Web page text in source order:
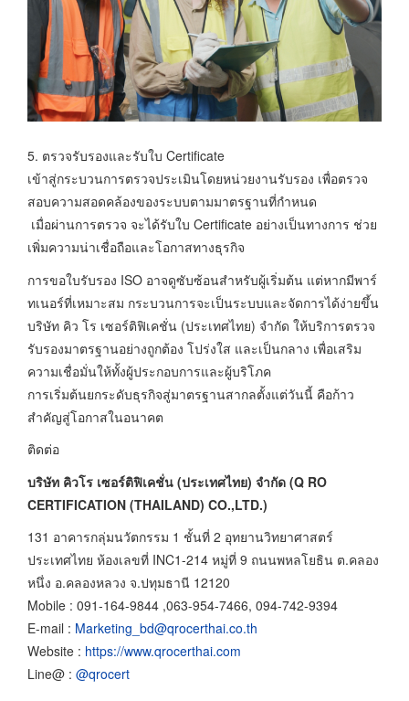
5. ตรวจรับรองและรับใบ Certificate
เข้าสู่กระบวนการตรวจประเมินโดยหน่วยงานรับรอง เพื่อตรวจ
สอบความสอดคล้องของระบบตามมาตรฐานที่กำหนด
เมื่อผ่านการตรวจ จะได้รับใบ Certificate อย่างเป็นทางการ ช่วย
เพิ่มความน่าเชื่อถือและโอกาสทางธุรกิจ
การขอใบรับรอง ISO อาจดูซับซ้อนสำหรับผู้เริ่มต้น แต่หากมีพาร์
ทเนอร์ที่เหมาะสม กระบวนการจะเป็นระบบและจัดการได้ง่ายขึ้น
บริษัท คิว โร เซอร์ติฟิเคชั่น (ประเทศไทย) จำกัด ให้บริการตรวจ
รับรองมาตรฐานอย่างถูกต้อง โปร่งใส และเป็นกลาง เพื่อเสริม
ความเชื่อมั่นให้ทั้งผู้ประกอบการและผู้บริโภค
การเริ่มต้นยกระดับธุรกิจสู่มาตรฐานสากลตั้งแต่วันนี้ คือก้าว
สำคัญสู่โอกาสในอนาคต
ติดต่อ
บริษัท คิวโร เซอร์ติฟิเคชั่น (ประเทศไทย) จำกัด (Q RO
CERTIFICATION (THAILAND) CO.,LTD.)
131 อาคารกลุ่มนวัตกรรม 1 ชั้นที่ 2 อุทยานวิทยาศาสตร์
ประเทศไทย ห้องเลขที่ INC1-214 หมู่ที่ 9 ถนนพหลโยธิน ต.คลอง
หนึ่ง อ.คลองหลวง จ.ปทุมธานี 12120
Mobile : 091-164-9844 ,063-954-7466, 094-742-9394
E-mail : Marketing_bd@qrocerthai.co.th
Website : https://www.qrocerthai.com
Line@ : @qrocert